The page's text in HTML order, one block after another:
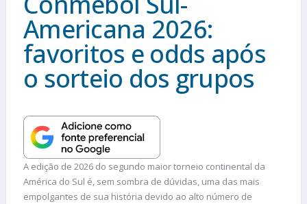
Americana 2026:
favoritos e odds após
o sorteio dos grupos
A edição de 2026 do segundo maior torneio continental da
América do Sul é, sem sombra de dúvidas, uma das mais
empolgantes de sua história devido ao alto número de